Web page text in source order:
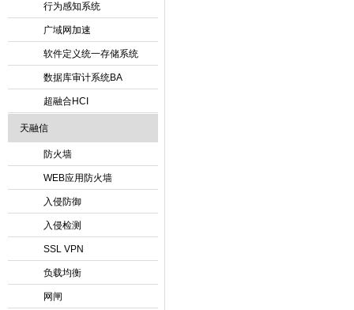
行为感知系统
广域网加速
软件定义统一存储系统
数据库审计系统BA
超融合HCI
天融信
防火墙
WEB应用防火墙
入侵防御
入侵检测
SSL VPN
负载均衡
网闸